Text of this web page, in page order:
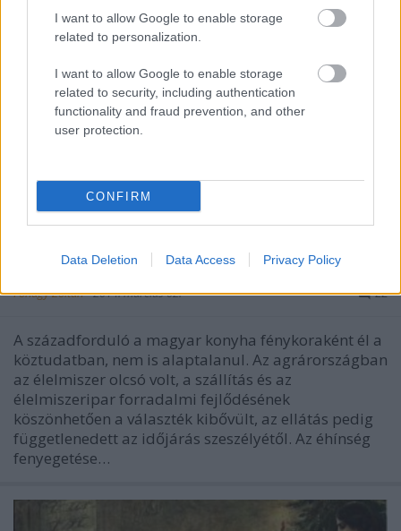
I want to allow Google to enable storage
related to personalization.
I want to allow Google to enable storage
related to security, including authentication
functionality and fraud prevention, and other
user protection.
CONFIRM
Data Deletion Data Access Privacy Policy
- Táplálkozás a Monarchia korában
Fónagy Zoltán•2014. március 02. 22
A századforduló a magyar konyha fénykoraként él a
köztudatban, nem is alaptalanul. Az agrárországban
az élelmiszer olcsó volt, a szállítás és az
élelmiszeripar forradalmi fejlődésének
köszönhetően a választék kibővült, az ellátás pedig
függetlenedett az időjárás szeszélyétől. Az éhínség
fenyegetése…